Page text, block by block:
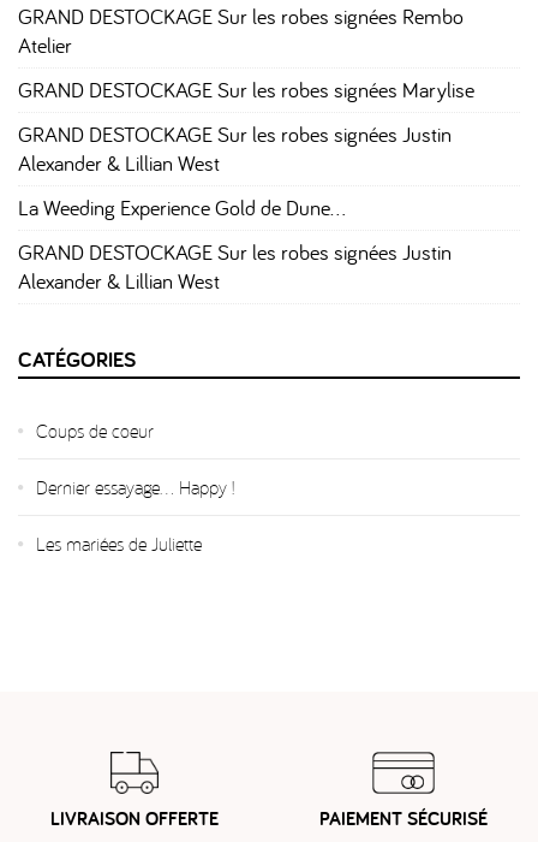
GRAND DESTOCKAGE Sur les robes signées Rembo
Atelier
GRAND DESTOCKAGE Sur les robes signées Marylise
GRAND DESTOCKAGE Sur les robes signées Justin
Alexander & Lillian West
La Weeding Experience Gold de Dune…
GRAND DESTOCKAGE Sur les robes signées Justin
Alexander & Lillian West
CATÉGORIES
Coups de coeur
Dernier essayage... Happy !
Les mariées de Juliette
LIVRAISON OFFERTE PAIEMENT SÉCURISÉ